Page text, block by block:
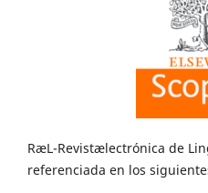
RæL-Revistælectrónica de
referenciada en los